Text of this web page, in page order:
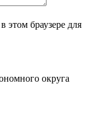
этом браузере для
округа